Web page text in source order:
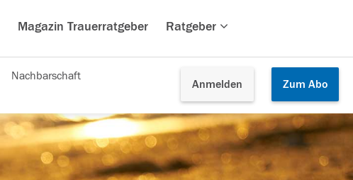
Magazin Trauerratgeber Ratgeber
Anmelden Zum Abo
Nachbarschaft